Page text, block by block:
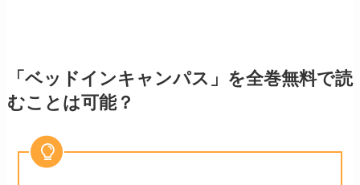
「ベッドインキャンパス」を全巻無料で読
むことは可能？